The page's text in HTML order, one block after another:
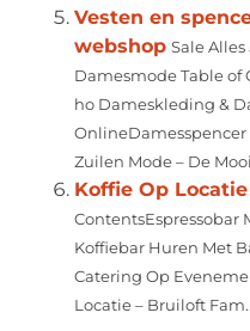
Vesten en
webshop Sale
Damesmode Table of
ho Dameskleding &
OnlineDamesspencer
Zuilen Mode – De
Koffie Op
ContentsEspressobar
Koffiebar Huren Met
Catering Op
Locatie – Bruiloft